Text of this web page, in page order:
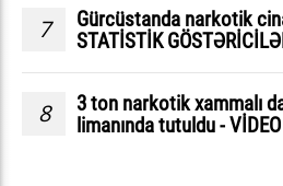
7
Gürcüstanda narkotik
STATİSTİK
8
3 ton narkotik xammalı
limanında tutuldu - VİDEO